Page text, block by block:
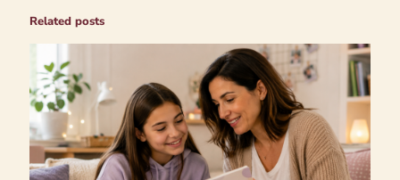
Related posts